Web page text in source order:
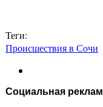
Теги:
Происшествия в Сочи
Социальная